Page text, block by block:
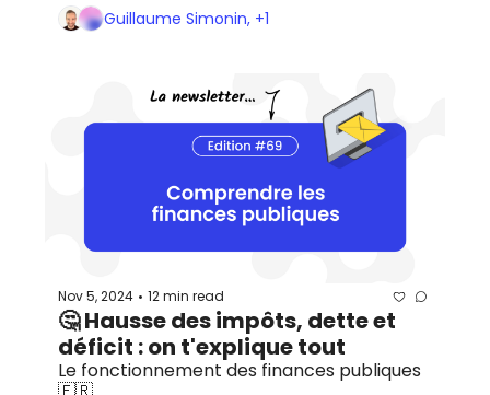
Guillaume Simonin, +1
Nov 5, 2024 • 12 min read
🤔 Hausse des impôts, dette et
déficit : on t'explique tout
Le fonctionnement des finances publiques